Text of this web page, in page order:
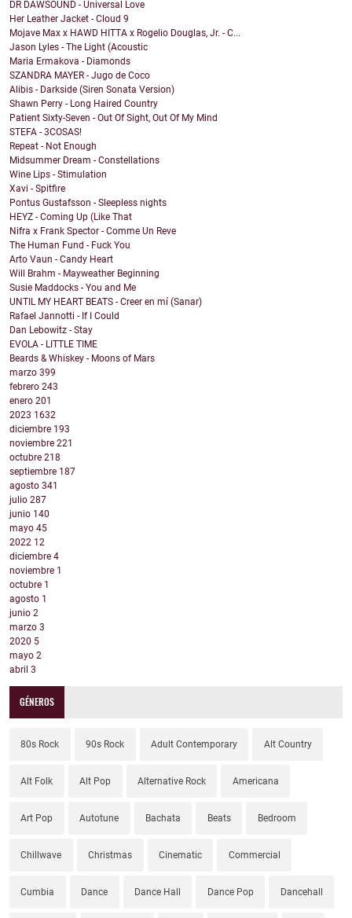
DR DAWSOUND - Universal Love
Her Leather Jacket - Cloud 9
Mojave Max x HAWD HITTA x Rogelio Douglas, Jr. - C...
Jason Lyles - The Light (Acoustic
Maria Ermakova - Diamonds
SZANDRA MAYER - Jugo de Coco
Alibis - Darkside (Siren Sonata Version)
Shawn Perry - Long Haired Country
Patient Sixty-Seven - Out Of Sight, Out Of My Mind
STEFA - 3COSAS!
Repeat - Not Enough
Midsummer Dream - Constellations
Wine Lips - Stimulation
Xavi - Spitfire
Pontus Gustafsson - Sleepless nights
HEYZ - Coming Up (Like That
Nifra x Frank Spector - Comme Un Reve
The Human Fund - Fuck You
Arto Vaun - Candy Heart
Will Brahm - Mayweather Beginning
Susie Maddocks - You and Me
UNTIL MY HEART BEATS - Creer en mí (Sanar)
Rafael Jannotti - If I Could
Dan Lebowitz - Stay
EVOLA - LITTLE TIME
Beards & Whiskey - Moons of Mars
marzo 399
febrero 243
enero 201
2023 1632
diciembre 193
noviembre 221
octubre 218
septiembre 187
agosto 341
julio 287
junio 140
mayo 45
2022 12
diciembre 4
noviembre 1
octubre 1
agosto 1
junio 2
marzo 3
2020 5
mayo 2
abril 3
GÉNEROS
80s Rock 90s Rock Adult Contemporary Alt Country
Alt Folk Alt Pop Alternative Rock Americana
Art Pop Autotune Bachata Beats Bedroom
Chillwave Christmas Cinematic Commercial
Cumbia Dance Dance Hall Dance Pop Dancehall